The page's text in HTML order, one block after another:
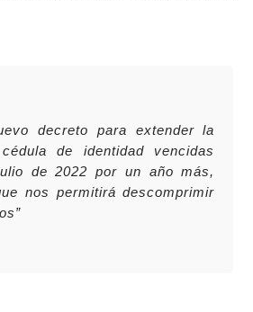
decreto para extender la
de identidad vencidas
de 2022 por un año más,
nos permitirá descomprimir